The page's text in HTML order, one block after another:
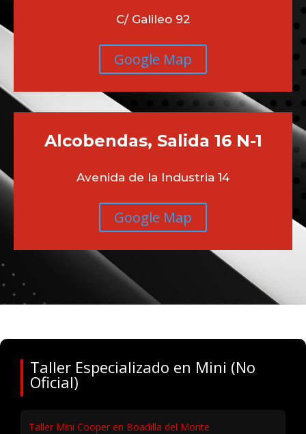
C/ Galileo 92
Google Map
Alcobendas, Salida 16 N-1
Avenida de la Industria 14
Google Map
Taller Especializado en Mini (No
Oficial)
Taller Mini Cooper en Boadilla del Monte